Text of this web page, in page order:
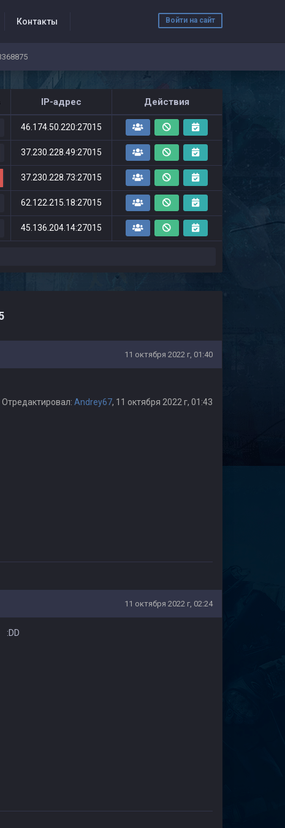
Войти на сайт
Контакты
IP-адрес Действия
46.174.50.220:27015
37.230.228.49:27015
37.230.228.73:27015
62.122.215.18:27015
45.136.204.14:27015
11 октября 2022 г, 01:40
Отредактировал: Andrey67, 11 октября 2022 г, 01:43
11 октября 2022 г, 02:24
:DD